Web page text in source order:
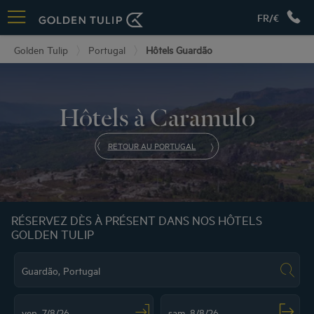
FR/€
Golden Tulip Portugal Hôtels Guardão
Hôtels à Caramulo
RETOUR AU PORTUGAL
RÉSERVEZ DÈS À PRÉSENT DANS NOS HÔTELS
GOLDEN TULIP